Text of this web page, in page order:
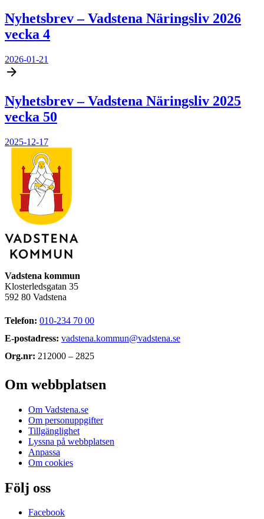
Nyhetsbrev – Vadstena Näringsliv 2026
vecka 4
2026-01-21
Nyhetsbrev – Vadstena Näringsliv 2025
vecka 50
2025-12-17
Vadstena kommun
Klosterledsgatan 35
592 80 Vadstena
Telefon: 010-234 70 00
E-postadress: vadstena.kommun@vadstena.se
Org.nr: 212000 – 2825
Om webbplatsen
Om Vadstena.se
Om personuppgifter
Tillgänglighet
Lyssna på webbplatsen
Anpassa
Om cookies
Följ oss
Facebook